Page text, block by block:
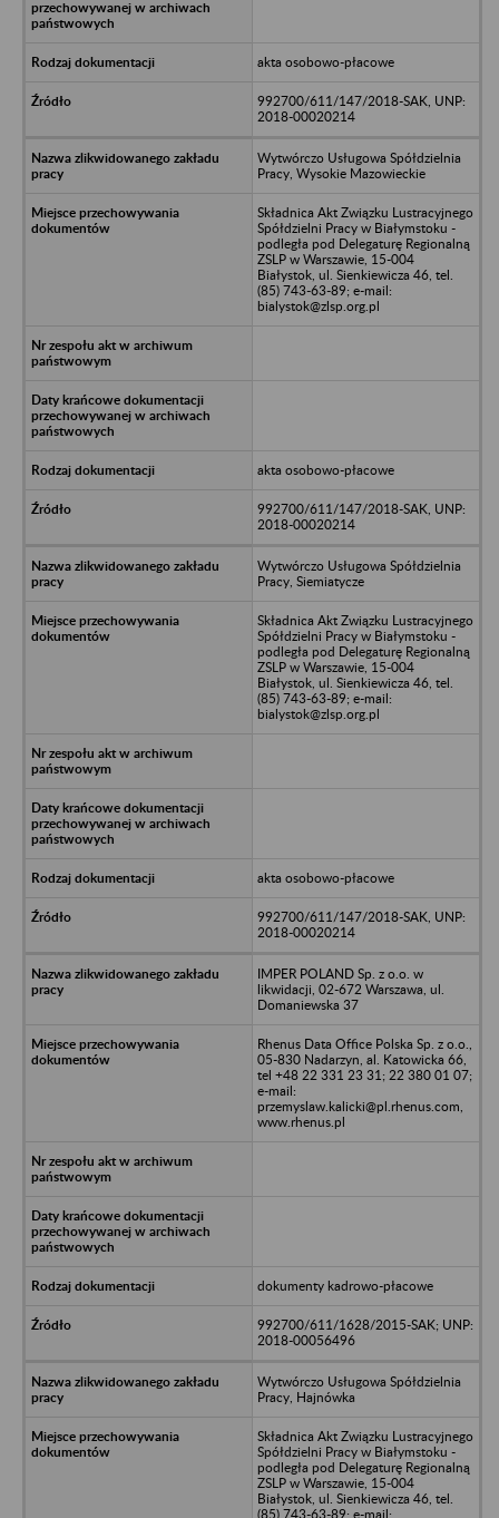
akta osobowo-płacowe
992700/611/147/2018-SAK, UNP:
2018-00020214
Wytwórczo Usługowa Spółdzielnia
Pracy, Wysokie Mazowieckie
Składnica Akt Związku Lustracyjnego
Spółdzielni Pracy w Białymstoku -
podległa pod Delegaturę Regionalną
ZSLP w Warszawie, 15-004
Białystok, ul. Sienkiewicza 46, tel.
(85) 743-63-89; e-mail:
bialystok@zlsp.org.pl
akta osobowo-płacowe
992700/611/147/2018-SAK, UNP:
2018-00020214
Wytwórczo Usługowa Spółdzielnia
Pracy, Siemiatycze
Składnica Akt Związku Lustracyjnego
Spółdzielni Pracy w Białymstoku -
podległa pod Delegaturę Regionalną
ZSLP w Warszawie, 15-004
Białystok, ul. Sienkiewicza 46, tel.
(85) 743-63-89; e-mail:
bialystok@zlsp.org.pl
akta osobowo-płacowe
992700/611/147/2018-SAK, UNP:
2018-00020214
IMPER POLAND Sp. z o.o. w
likwidacji, 02-672 Warszawa, ul.
Domaniewska 37
Rhenus Data Office Polska Sp. z o.o.,
05-830 Nadarzyn, al. Katowicka 66,
tel +48 22 331 23 31; 22 380 01 07;
e-mail:
przemyslaw.kalicki@pl.rhenus.com,
www.rhenus.pl
dokumenty kadrowo-płacowe
992700/611/1628/2015-SAK; UNP:
2018-00056496
Wytwórczo Usługowa Spółdzielnia
Pracy, Hajnówka
Składnica Akt Związku Lustracyjnego
Spółdzielni Pracy w Białymstoku -
podległa pod Delegaturę Regionalną
ZSLP w Warszawie, 15-004
Białystok, ul. Sienkiewicza 46, tel.
(85) 743-63-89; e-mail: